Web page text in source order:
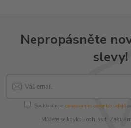
Nepropásněte
slevy!
Souhlasím se zpracováním osobních údajů
Můžete se kdykoli odhlásit.